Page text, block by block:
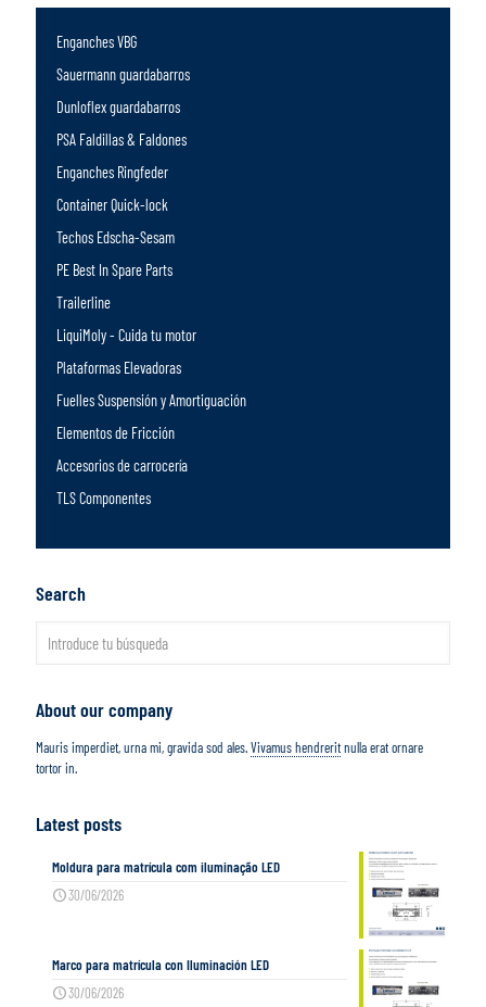
Enganches VBG
Sauermann guardabarros
Dunloflex guardabarros
PSA Faldillas & Faldones
Enganches Ringfeder
Container Quick-lock
Techos Edscha-Sesam
PE Best In Spare Parts
Trailerline
LiquiMoly - Cuida tu motor
Plataformas Elevadoras
Fuelles Suspensión y Amortiguación
Elementos de Fricción
Accesorios de carrocería
TLS Componentes
Search
About our company
Mauris imperdiet, urna mi, gravida sod ales.Vivamus hendreritnulla erat ornare
tortor in.
Latest posts
Moldura para matrícula com iluminação LED
30/06/2026
Marco para matrícula con Iluminación LED
30/06/2026